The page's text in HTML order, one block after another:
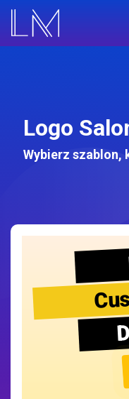
Logo
Wybierz szablon,